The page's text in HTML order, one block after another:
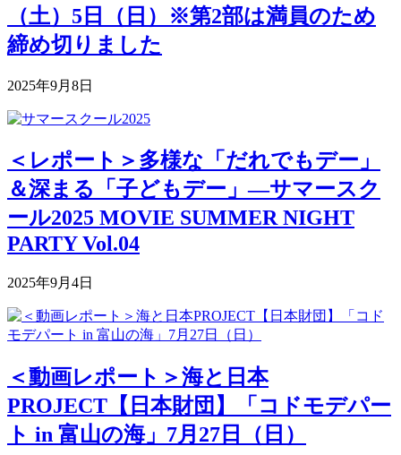
（土）5日（日）※第2部は満員のため
締め切りました
2025年9月8日
＜レポート＞多様な「だれでもデー」
＆深まる「子どもデー」―サマースク
ール2025 MOVIE SUMMER NIGHT
PARTY Vol.04
2025年9月4日
＜動画レポート＞海と日本
PROJECT【日本財団】「コドモデパー
ト in 富山の海」7月27日（日）